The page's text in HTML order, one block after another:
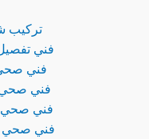
تركيب
فني
فني صحي
فني صحي
فني صحي
فني صحي